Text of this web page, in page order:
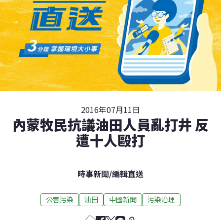
2016年07月11日
內蒙牧民抗議油田人員亂打井 反
遭十人毆打
時事新聞/編輯直送
公害污染 油田 中國新聞 污染治理